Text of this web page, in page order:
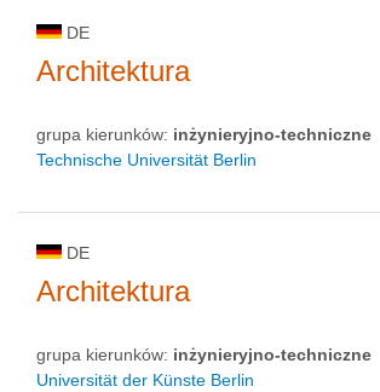
DE
Architektura
grupa kierunków: inżynieryjno-techniczne
Technische Universität Berlin
DE
Architektura
grupa kierunków: inżynieryjno-techniczne
Universität der Künste Berlin